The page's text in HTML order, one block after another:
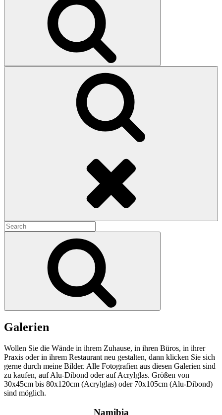
Search
for:
Galerien
Wollen Sie die Wände in ihrem Zuhause, in ihren Büros, in ihrer
Praxis oder in ihrem Restaurant neu gestalten, dann klicken Sie sich
gerne durch meine Bilder. Alle Fotografien aus diesen Galerien sind
zu kaufen, auf Alu-Dibond oder auf Acrylglas. Größen von
30x45cm bis 80x120cm (Acrylglas) oder 70x105cm (Alu-Dibond)
sind möglich.
Namibia